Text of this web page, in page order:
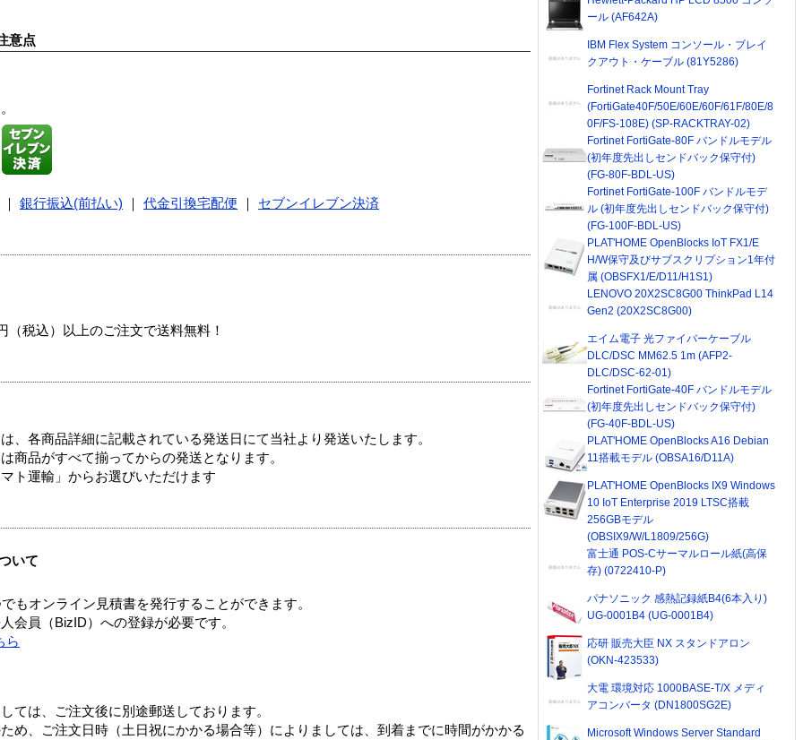
意点
銀行振込(前払い) 代金引換宅配便
セブンイレブン決済
税込）以上のご注文で送料無料！
、各商品詳細に記載されている発送日にて当社より発送いたします。
商品がすべて揃ってからの発送となります。
ト運輸」からお選びいただけます
いて
もオンライン見積書を発行することができます。
会員（BizID）への登録が必要です。
ら
ては、ご注文後に別途郵送しております。
め、ご注文日時（土日祝にかかる場合等）によりましては、到着までに時間がかかる
ール (AF642A)
IBM Flex System コンソール・ブレイ
クアウト・ケーブル (81Y5286)
Fortinet Rack Mount Tray
(FortiGate40F/50E/60E/60F/61F/80E/8
0F/FS-108E) (SP-RACKTRAY-02)
Fortinet FortiGate-80F バンドルモデル
(初年度先出しセンドバック保守付)
(FG-80F-BDL-US)
Fortinet FortiGate-100F バンドルモデ
ル (初年度先出しセンドバック保守付)
(FG-100F-BDL-US)
PLAT'HOME OpenBlocks IoT FX1/E
H/W保守及びサブスクリプション1年付
属 (OBSFX1/E/D11/H1S1)
LENOVO 20X2SC8G00 ThinkPad L14
Gen2 (20X2SC8G00)
エイム電子 光ファイバーケーブル
DLC/DSC MM62.5 1m (AFP2-
DLC/DSC-62-01)
Fortinet FortiGate-40F バンドルモデル
(初年度先出しセンドバック保守付)
(FG-40F-BDL-US)
PLAT'HOME OpenBlocks A16 Debian
11搭載モデル (OBSA16/D11A)
PLAT'HOME OpenBlocks IX9 Windows
10 IoT Enterprise 2019 LTSC搭載
256GBモデル
(OBSIX9/W/L1809/256G)
富士通 POS-Cサーマルロール紙(高保
存) (0722410-P)
パナソニック 感熱記録紙B4(6本入り)
UG-0001B4 (UG-0001B4)
応研 販売大臣 NX スタンドアロン
(OKN-423533)
大電 環境対応 1000BASE-T/X メディ
アコンバータ (DN1800SG2E)
Microsoft Windows Server Standard